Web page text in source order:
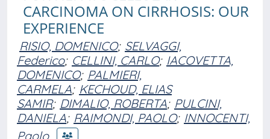
CARCINOMA ON CIRRHOSIS: OUR
EXPERIENCE
RISIO, DOMENICO; SELVAGGI,
Federico; CELLINI, CARLO; IACOVETTA,
DOMENICO; PALMIERI,
CARMELA; KECHOUD, ELIAS
SAMIR; DIMALIO, ROBERTA; PULCINI,
DANIELA; RAIMONDI, PAOLO; INNOCENTI,
Paolo